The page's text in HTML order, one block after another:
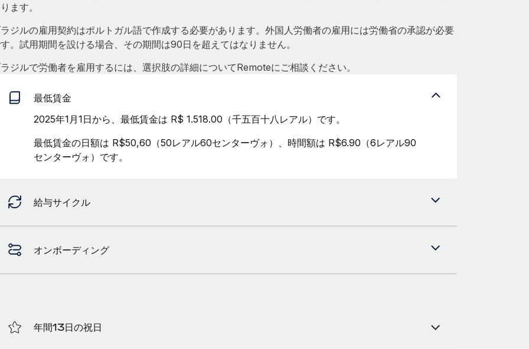
ます。
ジルの雇用契約はポルトガル語で作成する必要があります。外国人労働者の雇用には労働省の承認が必要
。試用期間を設ける場合、その期間は90日を超えてはなりません。
ジルで労働者を雇用するには、選択肢の詳細についてRemoteにご相談ください。
最低賃金
2025年1月1日から、最低賃金は R$ 1.518.00（千五百十八レアル）です。
最低賃金の日額は R$50,60（50レアル60センターヴォ）、時間額は R$6.90（6レアル90
センターヴォ）です。
給与サイクル
オンボーディング
年間13日の祝日